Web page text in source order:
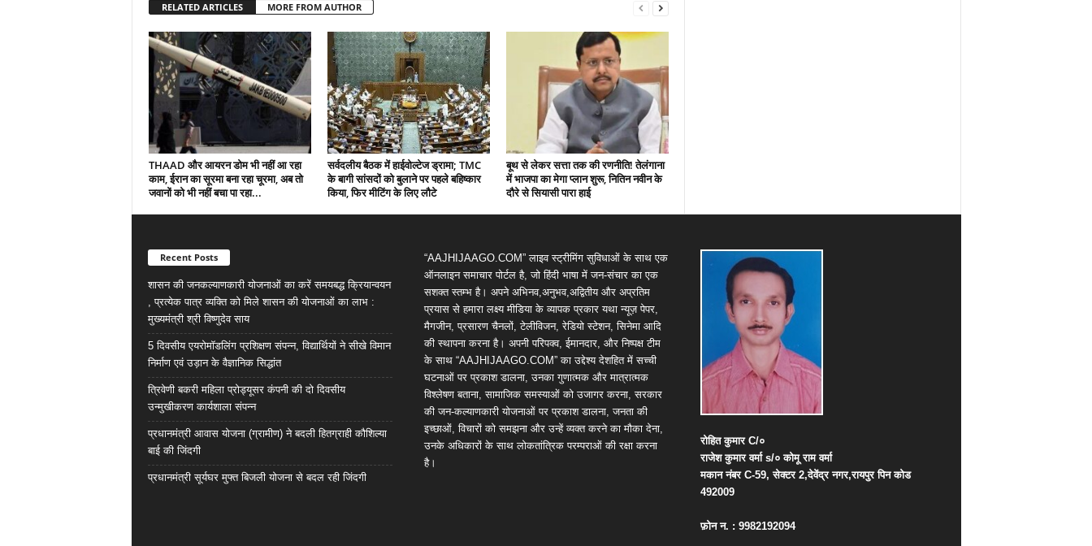
RELATED ARTICLES MORE FROM AUTHOR
THAAD और आयरन डोम भी नहीं आ रहा
काम, ईरान का सूरमा बना रहा चूरमा, अब तो
जवानों को भी नहीं बचा पा रहा...
सर्वदलीय बैठक में हाईवोल्टेज ड्रामा; TMC
के बागी सांसदों को बुलाने पर पहले बहिष्कार
किया, फिर मीटिंग के लिए लौटे
बूथ से लेकर सत्ता तक की रणनीति! तेलंगाना
में भाजपा का मेगा प्लान शुरू, नितिन नवीन के
दौरे से सियासी पारा हाई
Recent Posts
शासन की जनकल्याणकारी योजनाओं का करें समयबद्ध क्रियान्वयन
, प्रत्येक पात्र व्यक्ति को मिले शासन की योजनाओं का लाभ :
मुख्यमंत्री श्री विष्णुदेव साय
5 दिवसीय एयरोमॉडलिंग प्रशिक्षण संपन्न, विद्यार्थियों ने सीखे विमान
निर्माण एवं उड़ान के वैज्ञानिक सिद्धांत
त्रिवेणी बकरी महिला प्रोड्यूसर कंपनी की दो दिवसीय
उन्मुखीकरण कार्यशाला संपन्न
प्रधानमंत्री आवास योजना (ग्रामीण) ने बदली हितग्राही कौशिल्या
बाई की जिंदगी
प्रधानमंत्री सूर्यघर मुफ्त बिजली योजना से बदल रही जिंदगी
“AAJHIJAAGO.COM” लाइव स्ट्रीमिंग सुविधाओं के साथ एक
ऑनलाइन समाचार पोर्टल है, जो हिंदी भाषा में जन-संचार का एक
सशक्त स्तम्भ है। अपने अभिनव,अनुभव,अद्वितीय और अप्रतिम
प्रयास से हमारा लक्ष्य मीडिया के व्यापक प्रकार यथा न्यूज़ पेपर,
मैगजीन, प्रसारण चैनलों, टेलीविजन, रेडियो स्टेशन, सिनेमा आदि
की स्थापना करना है। अपनी परिपक्व, ईमानदार, और निष्पक्ष टीम
के साथ “AAJHIJAAGO.COM” का उद्देश्य देशहित में सच्ची
घटनाओं पर प्रकाश डालना, उनका गुणात्मक और मात्रात्मक
विश्लेषण बताना, सामाजिक समस्याओं को उजागर करना, सरकार
की जन-कल्याणकारी योजनाओं पर प्रकाश डालना, जनता की
इच्छाओं, विचारों को समझना और उन्हें व्यक्त करने का मौका देना,
उनके अधिकारों के साथ लोकतांत्रिक परम्पराओं की रक्षा करना
है।
रोहित कुमारC/०
राजेश कुमार वर्माs/० कोमू राम वर्मा
मकान नंबरC-59,सेक्टर2,देवेंद्र नगर,रायपुर पिन कोड
492009
फ़ोन न. : 9982192094